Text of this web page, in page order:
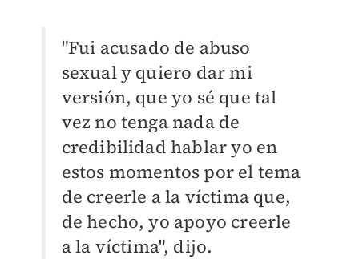
"Fui acusado de abuso
sexual y quiero dar mi
versión, que yo sé que tal
vez no tenga nada de
credibilidad hablar yo en
estos momentos por el tema
de creerle a la víctima que,
de hecho, yo apoyo creerle
a la víctima", dijo.